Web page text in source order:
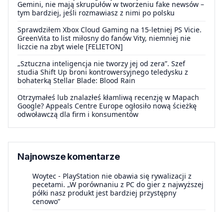
Gemini, nie mają skrupułów w tworzeniu fake newsów –
tym bardziej, jeśli rozmawiasz z nimi po polsku
Sprawdziłem Xbox Cloud Gaming na 15-letniej PS Vicie.
GreenVita to list miłosny do fanów Vity, niemniej nie
liczcie na zbyt wiele [FELIETON]
„Sztuczna inteligencja nie tworzy jej od zera”. Szef
studia Shift Up broni kontrowersyjnego teledysku z
bohaterką Stellar Blade: Blood Rain
Otrzymałeś lub znalazłeś kłamliwą recenzję w Mapach
Google? Appeals Centre Europe ogłosiło nową ścieżkę
odwoławczą dla firm i konsumentów
Najnowsze komentarze
Woytec - PlayStation nie obawia się rywalizacji z
pecetami. „W porównaniu z PC do gier z najwyższej
półki nasz produkt jest bardziej przystępny
cenowo”